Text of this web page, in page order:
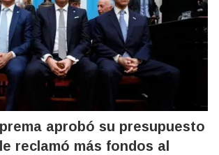
aprobó su presupuesto
reclamó más fondos al